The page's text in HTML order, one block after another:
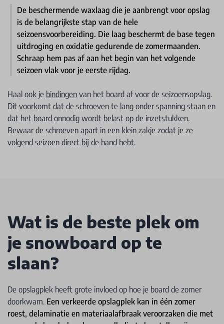
De beschermende waxlaag die je aanbrengt voor opslag
is de belangrijkste stap van de hele
seizoensvoorbereiding. Die laag beschermt de base tegen
uitdroging en oxidatie gedurende de zomermaanden.
Schraap hem pas af aan het begin van het volgende
seizoen vlak voor je eerste rijdag.
Haal ook je bindingen van het board af voor de seizoensopslag.
Dit voorkomt dat de schroeven te lang onder spanning staan en
dat het board onnodig wordt belast op de inzetstukken.
Bewaar de schroeven apart in een klein zakje zodat je ze
volgend seizoen direct bij de hand hebt.
Wat is de beste plek om
je snowboard op te
slaan?
De opslagplek heeft grote invloed op hoe je board de zomer
doorkwam. Een verkeerde opslagplek kan in één zomer
roest, delaminatie en materiaalafbraak veroorzaken die met